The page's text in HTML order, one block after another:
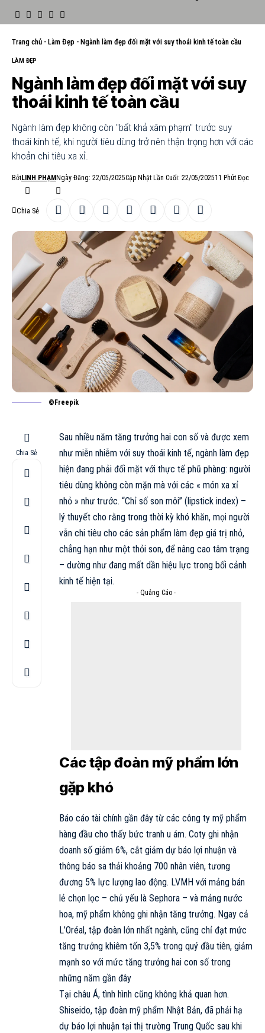
Trang chủ - Làm Đẹp - Ngành làm đẹp đối mặt với suy thoái kinh tế toàn cầu
LÀM ĐẸP
Ngành làm đẹp đối mặt với suy
thoái kinh tế toàn cầu
Ngành làm đẹp không còn "bất khả xâm phạm" trước suy
thoái kinh tế, khi người tiêu dùng trở nên thận trọng hơn với các
khoản chi tiêu xa xỉ.
Bởi LINH PHẠM Ngày Đăng: 22/05/2025Cập Nhật Lần Cuối: 22/05/202511 Phút Đọc
Chia Sẻ
©Freepik
Chia Sẻ
Sau nhiều năm tăng trưởng hai con số và được xem
như miễn nhiễm với suy thoái kinh tế, ngành làm đẹp
hiện đang phải đối mặt với thực tế phũ phàng: người
tiêu dùng không còn mặn mà với các « món xa xỉ
nhỏ » như trước. “Chỉ số son môi” (lipstick index) –
lý thuyết cho rằng trong thời kỳ khó khăn, mọi người
vẫn chi tiêu cho các sản phẩm làm đẹp giá trị nhỏ,
chẳng hạn như một thỏi son, để nâng cao tâm trạng
– dường như đang mất dần hiệu lực trong bối cảnh
kinh tế hiện tại.
- Quảng Cáo -
Các tập đoàn mỹ phẩm lớn
gặp khó
Báo cáo tài chính gần đây từ các công ty mỹ phẩm
hàng đầu cho thấy bức tranh u ám. Coty ghi nhận
doanh số giảm 6%, cắt giảm dự báo lợi nhuận và
thông báo sa thải khoảng 700 nhân viên, tương
đương 5% lực lượng lao động. LVMH với mảng bán
lẻ chọn lọc – chủ yếu là Sephora – và mảng nước
hoa, mỹ phẩm không ghi nhận tăng trưởng. Ngay cả
L’Oréal, tập đoàn lớn nhất ngành, cũng chỉ đạt mức
tăng trưởng khiêm tốn 3,5% trong quý đầu tiên, giảm
mạnh so với mức tăng trưởng hai con số trong
những năm gần đây
Tại châu Á, tình hình cũng không khả quan hơn.
Shiseido, tập đoàn mỹ phẩm Nhật Bản, đã phải hạ
dự báo lợi nhuận tại thị trường Trung Quốc sau khi